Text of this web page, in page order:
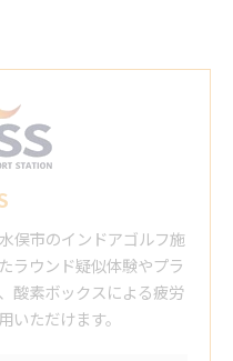
俣市のインドアゴルフ施
ラウンド疑似体験やプラ
酸素ボックスによる疲労
いただけます。